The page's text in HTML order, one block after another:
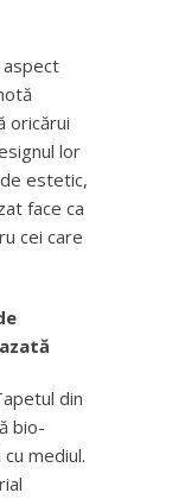
aspect
oricărui
lor
estetic,
face ca
cei care
din
bio-
mediul.